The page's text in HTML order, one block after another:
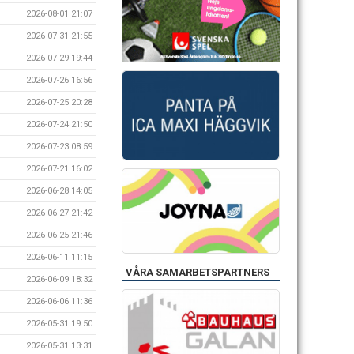
2026-08-01 21:07
2026-07-31 21:55
2026-07-29 19:44
2026-07-26 16:56
2026-07-25 20:28
2026-07-24 21:50
2026-07-23 08:59
2026-07-21 16:02
2026-06-28 14:05
2026-06-27 21:42
2026-06-25 21:46
2026-06-11 11:15
2026-06-09 18:32
2026-06-06 11:36
2026-05-31 19:50
2026-05-31 13:31
VÅRA SAMARBETSPARTNERS